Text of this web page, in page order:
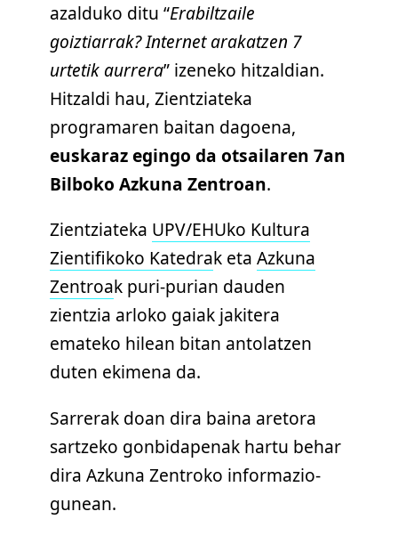
azalduko ditu “Erabiltzaile
goiztiarrak? Internet arakatzen 7
urtetik aurrera” izeneko hitzaldian.
Hitzaldi hau, Zientziateka
programaren baitan dagoena,
euskaraz egingo da otsailaren 7an
Bilboko Azkuna Zentroan.
Zientziateka UPV/EHUko Kultura
Zientifikoko Katedrak eta Azkuna
Zentroak puri-purian dauden
zientzia arloko gaiak jakitera
emateko hilean bitan antolatzen
duten ekimena da.
Sarrerak doan dira baina aretora
sartzeko gonbidapenak hartu behar
dira Azkuna Zentroko informazio-
gunean.